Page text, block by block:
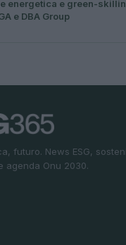
energetica e green-
e DBA Group
futuro. News ESG,
agenda Onu 2030.